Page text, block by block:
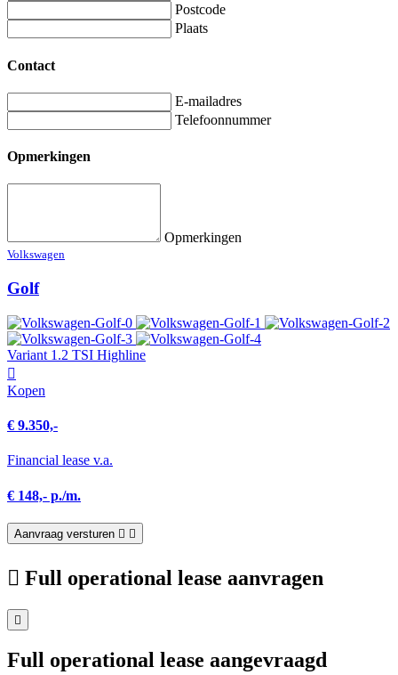
Postcode
Plaats
Contact
E-mailadres
Telefoonnummer
Opmerkingen
Opmerkingen
Volkswagen
Golf
Variant 1.2 TSI Highline
Kopen
€ 9.350,-
Financial lease v.a.
€ 148,- p./m.
Aanvraag versturen
Full operational lease aanvragen
Full operational lease aangevraagd